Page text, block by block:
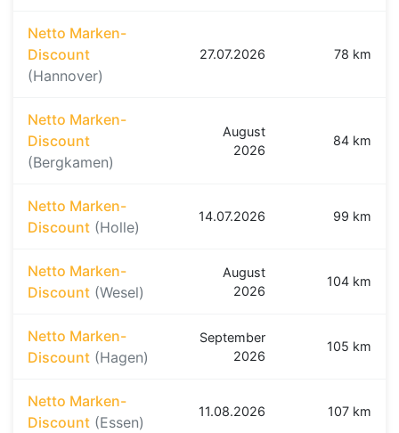
Netto Marken-
Discount
(Hannover)
27.07.2026 78 km
Netto Marken-
Discount
(Bergkamen)
August
2026
84 km
Netto Marken-
Discount (Holle)
14.07.2026 99 km
Netto Marken-
Discount (Wesel)
August
2026
104 km
Netto Marken-
Discount (Hagen)
September
2026
105 km
Netto Marken-
Discount (Essen)
11.08.2026 107 km